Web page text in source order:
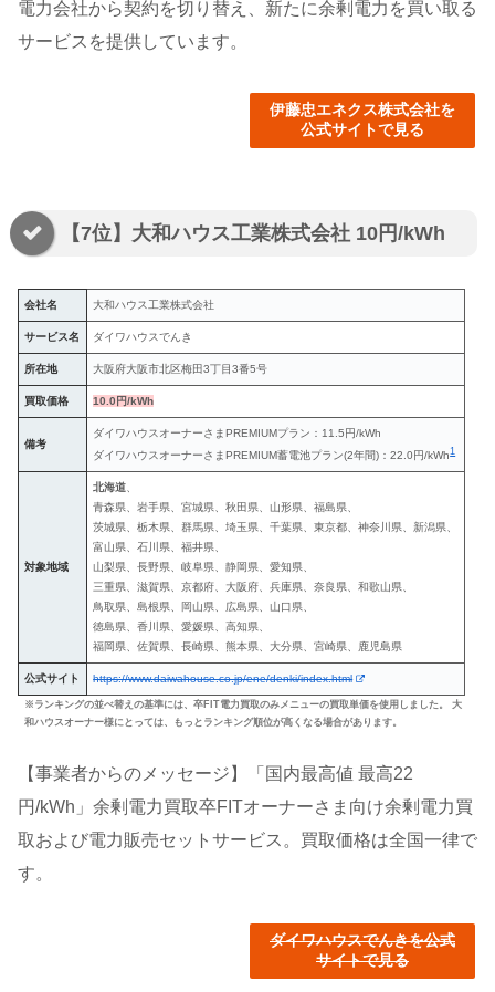
電力会社から契約を切り替え、新たに余剰電力を買い取る
サービスを提供しています。
伊藤忠エネクス株式会社を
公式サイトで見る
【7位】大和ハウス工業株式会社 10円/kWh
会社名 大和ハウス工業株式会社
サービス名 ダイワハウスでんき
所在地 大阪府大阪市北区梅田3丁目3番5号
買取価格 10.0円/kWh
備考
ダイワハウスオーナーさまPREMIUMプラン：11.5円/kWh
ダイワハウスオーナーさまPREMIUM蓄電池プラン(2年間)：22.0円/kWh1
対象地域
北海道、
青森県、岩手県、宮城県、秋田県、山形県、福島県、
茨城県、栃木県、群馬県、埼玉県、千葉県、東京都、神奈川県、新潟県、
富山県、石川県、福井県、
山梨県、長野県、岐阜県、静岡県、愛知県、
三重県、滋賀県、京都府、大阪府、兵庫県、奈良県、和歌山県、
鳥取県、島根県、岡山県、広島県、山口県、
徳島県、香川県、愛媛県、高知県、
福岡県、佐賀県、長崎県、熊本県、大分県、宮崎県、鹿児島県
公式サイト https://www.daiwahouse.co.jp/ene/denki/index.html
※ランキングの並べ替えの基準には、卒FIT電力買取のみメニューの買取単価を使用しました。 大
和ハウスオーナー様にとっては、もっとランキング順位が高くなる場合があります。
【事業者からのメッセージ】「国内最高値 最高22
円/kWh」余剰電力買取卒FITオーナーさま向け余剰電力買
取および電力販売セットサービス。買取価格は全国一律で
す。
ダイワハウスでんきを公式
サイトで見る